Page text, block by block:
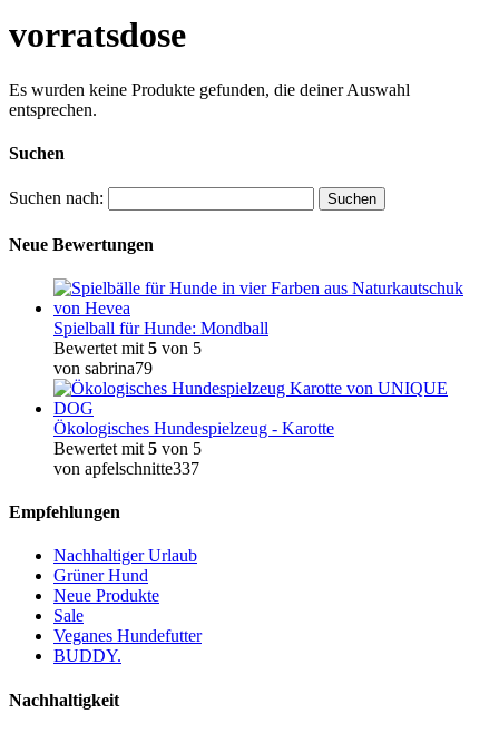
vorratsdose
Es wurden keine Produkte gefunden, die deiner Auswahl
entsprechen.
Suchen
Suchen nach:
Neue Bewertungen
Spielball für Hunde: Mondball
Bewertet mit 5 von 5
von sabrina79
Ökologisches Hundespielzeug - Karotte
Bewertet mit 5 von 5
von apfelschnitte337
Empfehlungen
Nachhaltiger Urlaub
Grüner Hund
Neue Produkte
Sale
Veganes Hundefutter
BUDDY.
Nachhaltigkeit